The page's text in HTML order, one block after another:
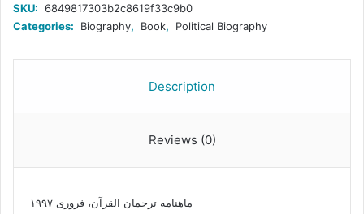
ازدل
ما
SKU: 6849817303b2c8619f33c9b0
Categories:
Biography, Book, Political Biography
Description
Reviews (0)
ماهنامه ترجمان القرآن، فروری ۱۹۹۷